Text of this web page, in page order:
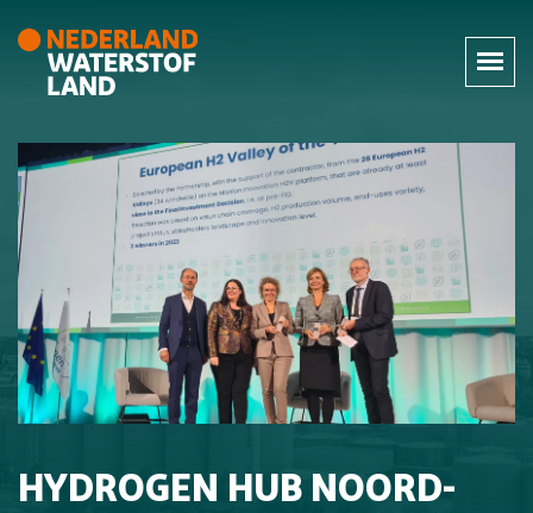
HYDROGEN HUB NOORD-